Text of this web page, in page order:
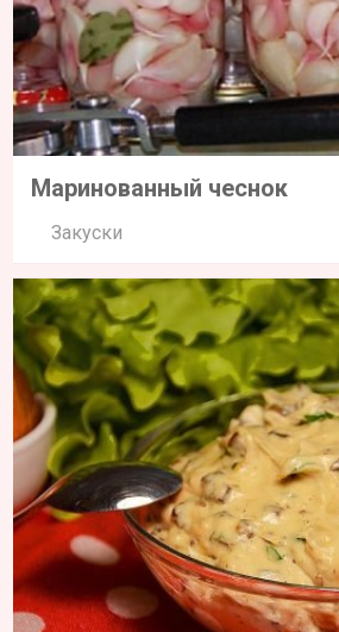
Маринованный чеснок
Закуски